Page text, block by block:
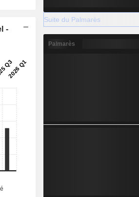
-
Suite du Palmarès
Palmarès